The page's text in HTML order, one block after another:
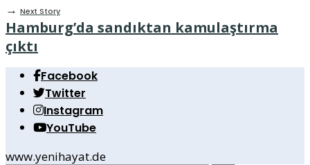
→ Next Story
Hamburg’da sandıktan kamulaştırma
çıktı
Facebook
Twitter
Instagram
YouTube
www.yenihayat.de